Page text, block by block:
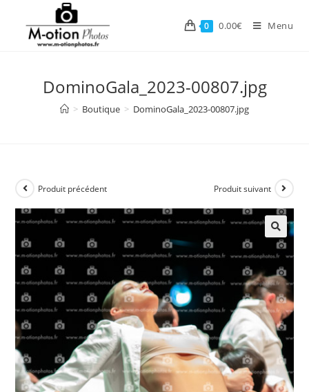
content
0 0.00€ Menu
DominoGala_2023-00807.jpg
> Boutique > DominoGala_2023-00807.jpg
Produit précédent Produit suivant